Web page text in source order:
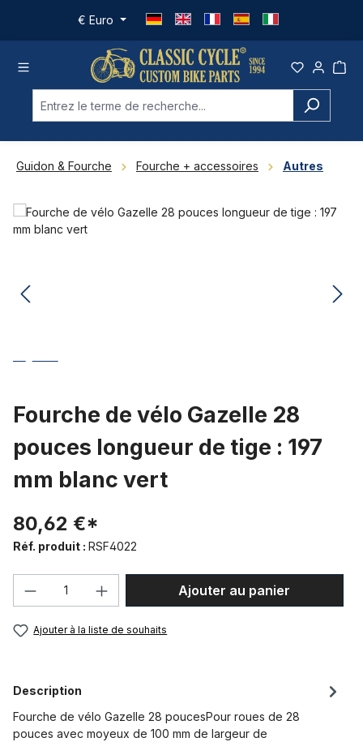
Passer au contenu principal
€ Euro
Guidon & Fourche Fourche + accessoires Autres
Ignorer la galerie d'images
Fourche de vélo Gazelle 28
pouces longueur de tige : 197
mm blanc vert
80,62 €*
Réf. produit : RSF4022
Quantité de produit : Entrez la
Ajouter au panier
Ajouter à la liste de souhaits
Description
Fourche de vélo Gazelle 28 poucesPour roues de 28
pouces avec moyeux de 100 mm de largeur de